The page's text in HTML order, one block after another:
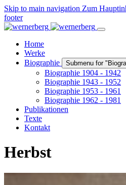
Skip to main navigation Zum
footer
Home
Werke
Biographie
Submenu for
Biographie 1904 - 1942
Biographie 1943 - 1952
Biographie 1953 - 1961
Biographie 1962 - 1981
Publikationen
Texte
Kontakt
Herbst